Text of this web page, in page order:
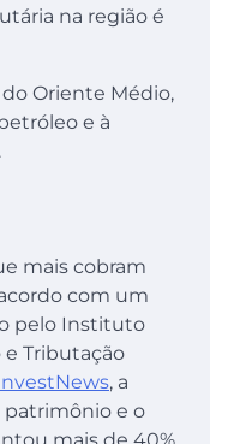
na região é
Oriente Médio,
e à
mais cobram
com um
pelo Instituto
Tributação
, a
patrimônio e o